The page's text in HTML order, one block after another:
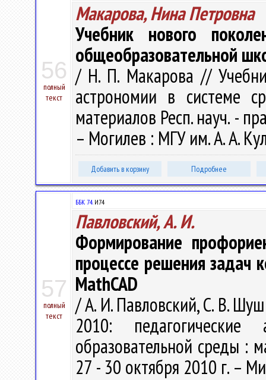
56
полный
текст
Макарова, Нина Петровна
Учебник нового
общеобразовательной
/ Н. П. Макарова //
астрономии в системе
материалов Респ. науч. -
– Могилев : МГУ им. А. А.
Добавить в корзину Подробнее
57
полный
текст
ББК 74.И74
Павловский, А. И.
Формирование
процессе решения задач
MathCAD
/ А. И. Павловский, С. В.
2010: педагогические
образовательной среды :
27 - 30 октября 2010 г. –